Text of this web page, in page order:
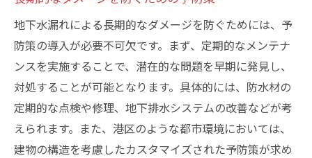
地下水漏れによる長期的なダメージを防ぐためには、予
防策の導入が必要不可欠です。まず、定期的なメンテナ
ンスを実施することで、潜在的な問題を早期に発見し、
対処することが可能となります。具体的には、防水材の
定期的な点検や修理、地下排水システムの改善などが考
えられます。また、港区のような都市環境においては、
建物の構造を考慮したカスタマイズされた予防策が求め